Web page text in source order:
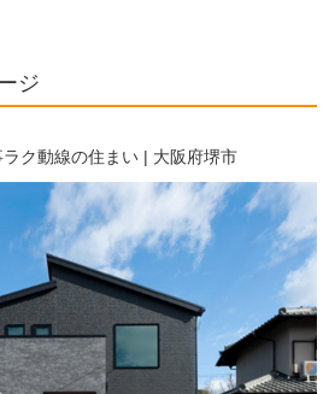
ジ
ク動線の住まい | 大阪府堺市